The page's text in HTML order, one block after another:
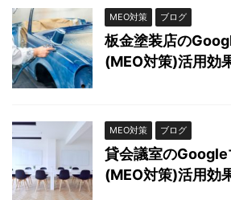
MEO対策 ブログ
板金塗装店の
(MEO対策)活用効
MEO対策 ブログ
貸会議室のGoogle
(MEO対策)活用効